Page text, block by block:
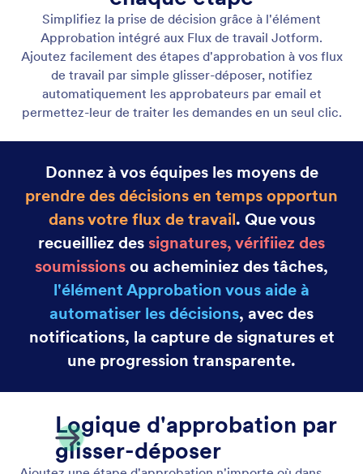
Envoyer un email
Déclenchez des emails automatisés à n'importe
quelle étape de votre flux de travail. Des
approbations aux mises à jour de tâches, assurez-
vous que le bon message atteigne les bonnes
personnes exactement au bon moment.